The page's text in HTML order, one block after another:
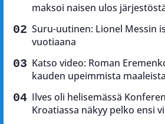
maksoi naisen ulos
Suru-uutinen: Lionel Messin
vuotiaana
Katso video: Roman
kauden upeimmista maaleista
Ilves oli helisemässä
Kroatiassa näkyy pelko ensi